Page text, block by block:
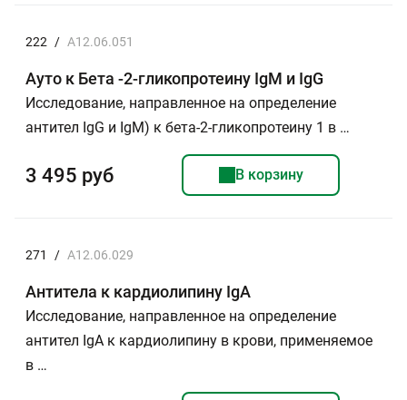
222 / A12.06.051
Ауто к Бета -2-гликопротеину IgM и IgG
Исследование, направленное на определение
антител IgG и IgM) к бета-2-гликопротеину 1 в …
3 495 руб В корзину
271 / A12.06.029
Антитела к кардиолипину IgA
Исследование, направленное на определение
антител IgA к кардиолипину в крови, применяемое
в …